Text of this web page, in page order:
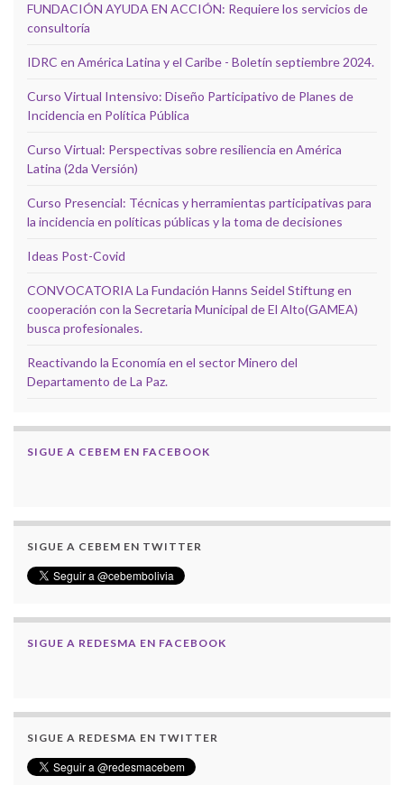
FUNDACIÓN AYUDA EN ACCIÓN: Requiere los servicios de
consultoría
IDRC en América Latina y el Caribe - Boletín septiembre 2024.
Curso Virtual Intensivo: Diseño Participativo de Planes de
Incidencia en Política Pública
Curso Virtual: Perspectivas sobre resiliencia en América
Latina (2da Versión)
Curso Presencial: Técnicas y herramientas participativas para
la incidencia en políticas públicas y la toma de decisiones
Ideas Post-Covid
CONVOCATORIA La Fundación Hanns Seidel Stiftung en
cooperación con la Secretaria Municipal de El Alto(GAMEA)
busca profesionales.
Reactivando la Economía en el sector Minero del
Departamento de La Paz.
SIGUE A CEBEM EN FACEBOOK
SIGUE A CEBEM EN TWITTER
SIGUE A REDESMA EN FACEBOOK
SIGUE A REDESMA EN TWITTER